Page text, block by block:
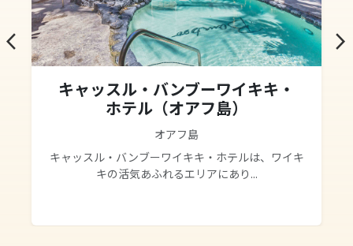
arrow_back_ios
キャッスル・バンブーワイキキ・
ホテル（オアフ島）
オアフ島
キャッスル・バンブーワイキキ・ホテルは、ワイキ
キの活気あふれるエリアにあり...
arrow_forward_ios